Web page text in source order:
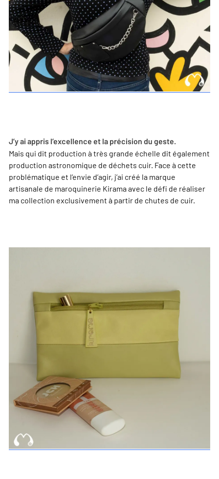
J’y ai appris l’excellence et la précision du geste.
Mais qui dit production à très grande échelle dit également
production astronomique de déchets cuir. Face à cette
problématique et l’envie d’agir, j’ai créé la marque
artisanale de maroquinerie Kirama avec le défi de réaliser
ma collection exclusivement à partir de chutes de cuir.